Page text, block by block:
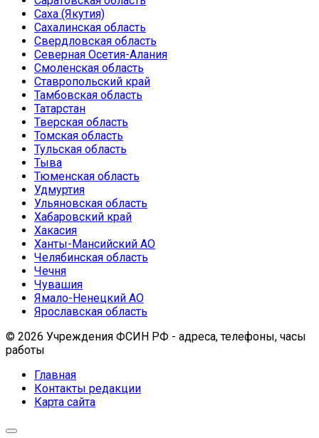
Саха (Якутия)
Сахалинская область
Свердловская область
Северная Осетия-Алания
Смоленская область
Ставропольский край
Тамбовская область
Татарстан
Тверская область
Томская область
Тульская область
Тыва
Тюменская область
Удмуртия
Ульяновская область
Хабаровский край
Хакасия
Ханты-Мансийский АО
Челябинская область
Чечня
Чувашия
Ямало-Ненецкий АО
Ярославская область
© 2026 Учреждения ФСИН РФ - адреса, телефоны, часы
работы
Главная
Контакты редакции
Карта сайта